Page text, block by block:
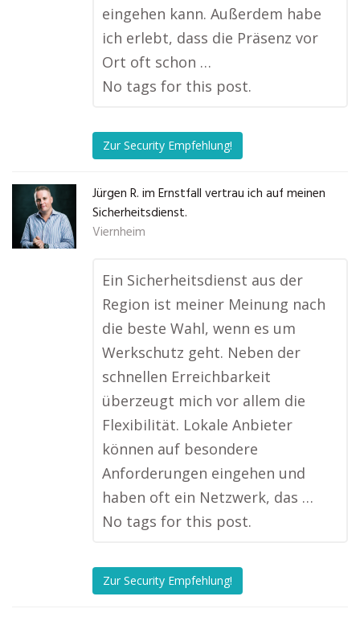
eingehen kann. Außerdem habe
ich erlebt, dass die Präsenz vor
Ort oft schon …
No tags for this post.
Zur Security Empfehlung!
Jürgen R. im Ernstfall vertrau ich auf meinen
Sicherheitsdienst.
Viernheim
Ein Sicherheitsdienst aus der
Region ist meiner Meinung nach
die beste Wahl, wenn es um
Werkschutz geht. Neben der
schnellen Erreichbarkeit
überzeugt mich vor allem die
Flexibilität. Lokale Anbieter
können auf besondere
Anforderungen eingehen und
haben oft ein Netzwerk, das …
No tags for this post.
Zur Security Empfehlung!